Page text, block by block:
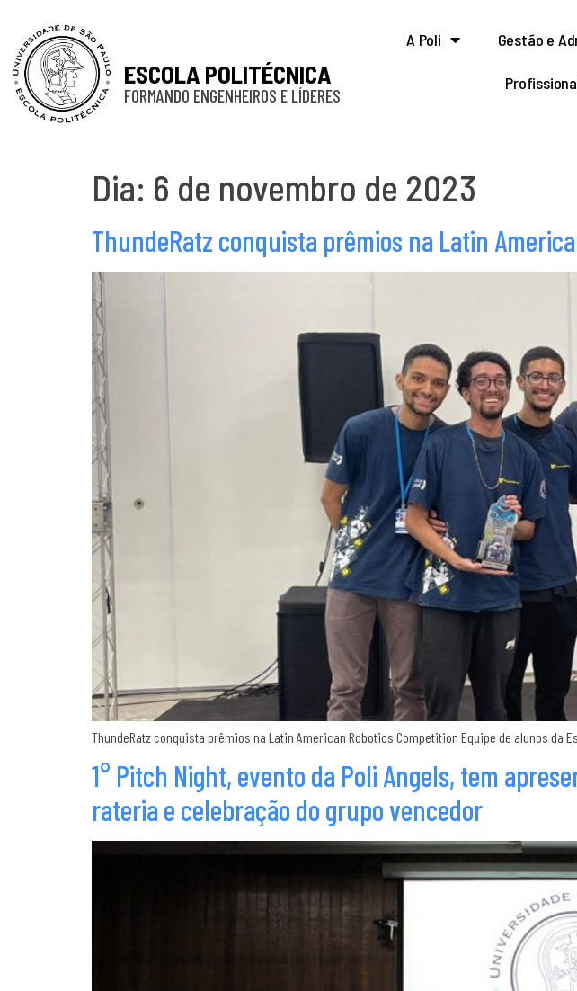
ESCOLA POLITÉCNICA
FORMANDO ENGENHEIROS E LÍDERES
A Poli Gestão e
Dia: 6 de novembro de 2023
ThundeRatz conquista prêmios na Latin
ThundeRatz conquista prêmios na Latin American Robotics Competition Equipe de alunos
1° Pitch Night, evento da Poli Angels, tem
rateria e celebração do grupo vencedor